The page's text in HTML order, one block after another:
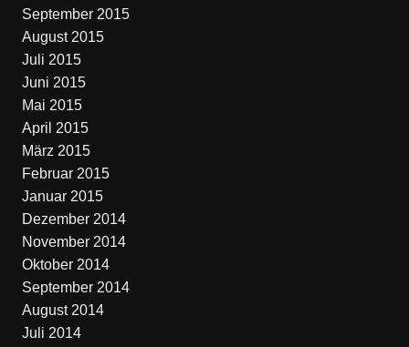
September 2015
August 2015
Juli 2015
Juni 2015
Mai 2015
April 2015
März 2015
Februar 2015
Januar 2015
Dezember 2014
November 2014
Oktober 2014
September 2014
August 2014
Juli 2014